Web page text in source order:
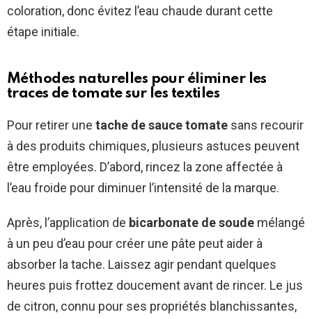
coloration, donc évitez l’eau chaude durant cette
étape initiale.
Méthodes naturelles pour éliminer les
traces de tomate sur les textiles
Pour retirer une tache de sauce tomate sans recourir
à des produits chimiques, plusieurs astuces peuvent
être employées. D’abord, rincez la zone affectée à
l’eau froide pour diminuer l’intensité de la marque.
Après, l’application de bicarbonate de soude mélangé
à un peu d’eau pour créer une pâte peut aider à
absorber la tache. Laissez agir pendant quelques
heures puis frottez doucement avant de rincer. Le jus
de citron, connu pour ses propriétés blanchissantes,